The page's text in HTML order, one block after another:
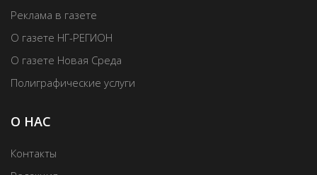
Реклама в газете
О газете НГ-РЕГИОН
О газете Новая Среда
Полиграфические услуги
О НАС
Контакты